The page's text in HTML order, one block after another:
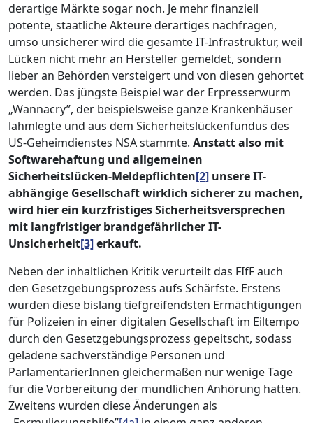
derartige Märkte sogar noch. Je mehr finanziell
potente, staatliche Akteure derartiges nachfragen,
umso unsicherer wird die gesamte IT-Infrastruktur, weil
Lücken nicht mehr an Hersteller gemeldet, sondern
lieber an Behörden versteigert und von diesen gehortet
werden. Das jüngste Beispiel war der Erpresserwurm
„Wannacry”, der beispielsweise ganze Krankenhäuser
lahmlegte und aus dem Sicherheitslückenfundus des
US-Geheimdienstes NSA stammte. Anstatt also mit
Softwarehaftung und allgemeinen
Sicherheitslücken-Meldepflichten[2] unsere IT-
abhängige Gesellschaft wirklich sicherer zu machen,
wird hier ein kurzfristiges Sicherheitsversprechen
mit langfristiger brandgefährlicher IT-
Unsicherheit[3]erkauft.
Neben der inhaltlichen Kritik verurteilt das FIfF auch
den Gesetzgebungsprozess aufs Schärfste. Erstens
wurden diese bislang tiefgreifendsten Ermächtigungen
für Polizeien in einer digitalen Gesellschaft im Eiltempo
durch den Gesetzgebungsprozess gepeitscht, sodass
geladene sachverständige Personen und
ParlamentarierInnen gleichermaßen nur wenige Tage
für die Vorbereitung der mündlichen Anhörung hatten.
Zweitens wurden diese Änderungen als